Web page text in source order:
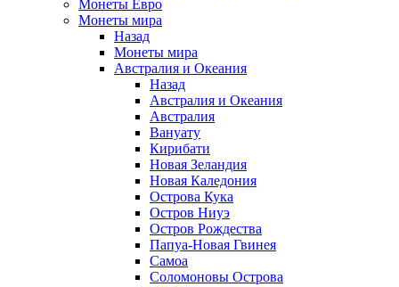
Монеты Евро
Монеты мира
Назад
Монеты мира
Австралия и Океания
Назад
Австралия и Океания
Австралия
Вануату
Кирибати
Новая Зеландия
Новая Каледония
Острова Кука
Остров Ниуэ
Остров Рождества
Папуа-Новая Гвинея
Самоа
Соломоновы Острова